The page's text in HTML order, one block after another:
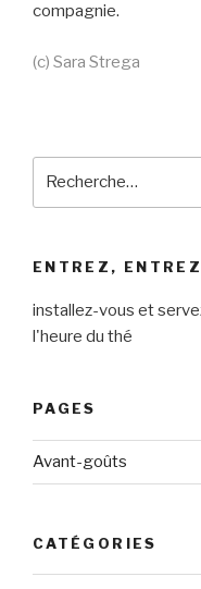
compagnie.
(c) Sara Strega
ENTREZ,
installez-vous et
l'heure du thé
PAGES
Avant-goûts
CATÉGORIES